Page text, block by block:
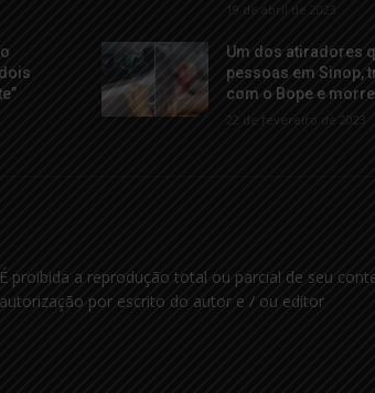
19 de abril de 2023
Um dos atiradores
pessoas em Sinop,
com o Bope e morre
22 de fevereiro de 2023
É proibida a reprodução total ou parcial de seu
autorização por escrito do autor e / ou editor